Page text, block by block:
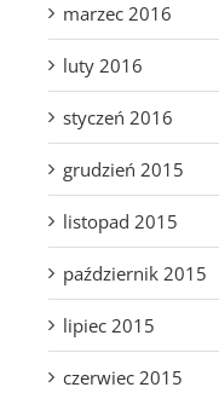
marzec 2016
luty 2016
styczeń 2016
grudzień 2015
listopad 2015
październik 2015
lipiec 2015
czerwiec 2015